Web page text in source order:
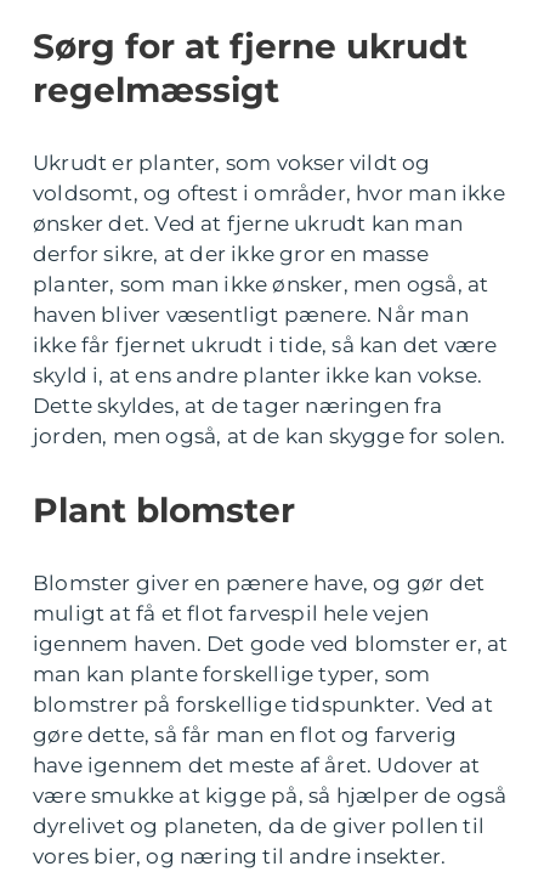
Sørg for at fjerne ukrudt
regelmæssigt
Ukrudt er planter, som vokser vildt og
voldsomt, og oftest i områder, hvor man ikke
ønsker det. Ved at fjerne ukrudt kan man
derfor sikre, at der ikke gror en masse
planter, som man ikke ønsker, men også, at
haven bliver væsentligt pænere. Når man
ikke får fjernet ukrudt i tide, så kan det være
skyld i, at ens andre planter ikke kan vokse.
Dette skyldes, at de tager næringen fra
jorden, men også, at de kan skygge for solen.
Plant blomster
Blomster giver en pænere have, og gør det
muligt at få et flot farvespil hele vejen
igennem haven. Det gode ved blomster er, at
man kan plante forskellige typer, som
blomstrer på forskellige tidspunkter. Ved at
gøre dette, så får man en flot og farverig
have igennem det meste af året. Udover at
være smukke at kigge på, så hjælper de også
dyrelivet og planeten, da de giver pollen til
vores bier, og næring til andre insekter.